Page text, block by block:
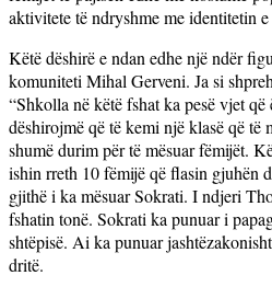
aktivitete të ndryshme me identitetin
Këtë dëshirë e ndan edhe një ndër
komuniteti Mihal Gerveni. Ja si
“Shkolla në këtë fshat ka pesë vjet
dëshirojmë që të kemi një klasë që të
shumë durim për të mësuar fëmijët.
ishin rreth 10 fëmijë që flasin gjuhën
gjithë i ka mësuar Sokrati. I ndjeri
fshatin tonë. Sokrati ka punuar i
shtëpisë. Ai ka punuar
dritë.